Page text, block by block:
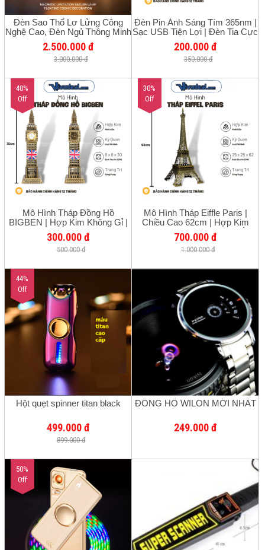
Đèn Sao Thổ Lơ Lửng Công
Nghệ Cao, Đèn Ngủ Thông Minh
Tạo Không Gian, Từ Trường
Độc Đáo, Hiệu Ứng 3D
2.500.000 đ
3.000.000 đ
Đèn Pin Ánh Sáng Tím 365nm |
Sạc USB Tiện Lợi | Đèn Tia Cực
Tím Kiểm Tra Tiền Giả, Giấy Tờ,
200.000 đ
350.000 đ
40%
Off
Mô Hình Tháp Đồng Hồ
BIGBEN | Hợp Kim Không Gỉ |
Kích Thước 8cm x 8cm x 30cm
| Có Đồng Hồ Và Lá Cờ
300.000 đ
500.000 đ
30%
Off
Mô Hình Tháp Eiffle Paris |
Chiều Cao 62cm | Hợp Kim
Không Gỉ | Có Thể Tháo Lắp
700.000 đ
1.000.000 đ
44%
Off
Hột quẹt spinner titan black
499.000 đ
899.000 đ
ĐỒNG HỒ WILON MỚI NHẤT
249.000 đ
50%
Off